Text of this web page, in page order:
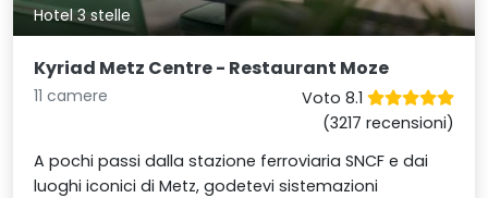
Hotel 3 stelle
Kyriad Metz Centre - Restaurant Moze
11 camere
Voto 8.1
(3217 recensioni)
A pochi passi dalla stazione ferroviaria SNCF e dai
luoghi iconici di Metz, godetevi sistemazioni